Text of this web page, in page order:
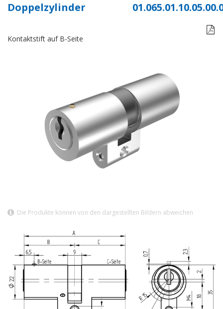
Doppelzylinder

Kontaktstift auf B-Seite
Die Produkte können von den dargestellten Bildern abweichen